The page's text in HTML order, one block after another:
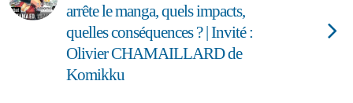
arrête le manga, quels impacts,
quelles conséquences ? | Invité :
Olivier CHAMAILLARD de
Komikku